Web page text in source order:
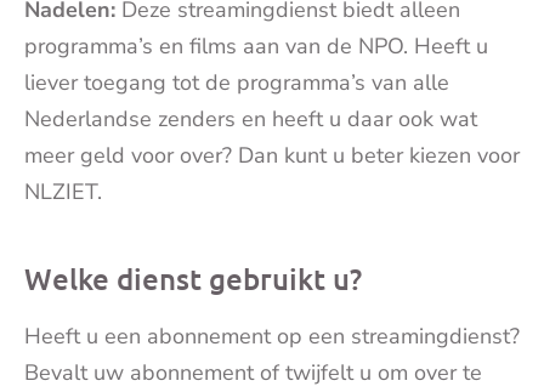
Nadelen: Deze streamingdienst biedt alleen
programma’s en films aan van de NPO. Heeft u
liever toegang tot de programma’s van alle
Nederlandse zenders en heeft u daar ook wat
meer geld voor over? Dan kunt u beter kiezen voor
NLZIET.
Welke dienst gebruikt u?
Heeft u een abonnement op een streamingdienst?
Bevalt uw abonnement of twijfelt u om over te